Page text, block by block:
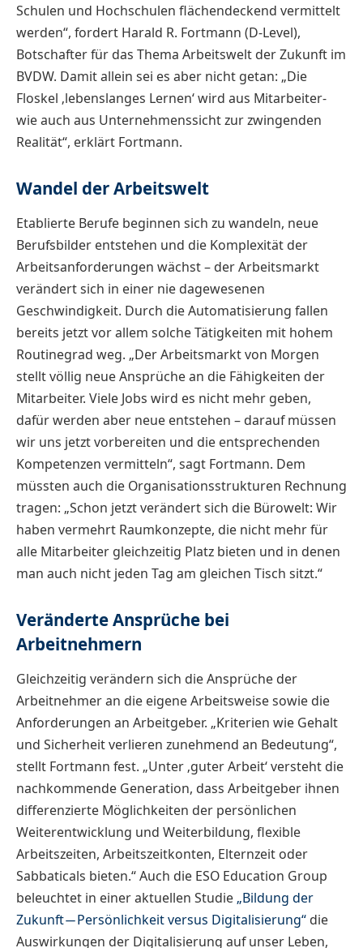
Schulen und Hochschulen flächendeckend vermittelt
werden“, fordert Harald R. Fortmann (D-Level),
Botschafter für das Thema Arbeitswelt der Zukunft im
BVDW. Damit allein sei es aber nicht getan: „Die
Floskel ‚lebenslanges Lernen‘ wird aus Mitarbeiter-
wie auch aus Unternehmenssicht zur zwingenden
Realität“, erklärt Fortmann.
Wandel der Arbeitswelt
Etablierte Berufe beginnen sich zu wandeln, neue
Berufsbilder entstehen und die Komplexität der
Arbeitsanforderungen wächst – der Arbeitsmarkt
verändert sich in einer nie dagewesenen
Geschwindigkeit. Durch die Automatisierung fallen
bereits jetzt vor allem solche Tätigkeiten mit hohem
Routinegrad weg. „Der Arbeitsmarkt von Morgen
stellt völlig neue Ansprüche an die Fähigkeiten der
Mitarbeiter. Viele Jobs wird es nicht mehr geben,
dafür werden aber neue entstehen – darauf müssen
wir uns jetzt vorbereiten und die entsprechenden
Kompetenzen vermitteln“, sagt Fortmann. Dem
müssten auch die Organisationsstrukturen Rechnung
tragen: „Schon jetzt verändert sich die Bürowelt: Wir
haben vermehrt Raumkonzepte, die nicht mehr für
alle Mitarbeiter gleichzeitig Platz bieten und in denen
man auch nicht jeden Tag am gleichen Tisch sitzt.“
Veränderte Ansprüche bei
Arbeitnehmern
Gleichzeitig verändern sich die Ansprüche der
Arbeitnehmer an die eigene Arbeitsweise sowie die
Anforderungen an Arbeitgeber. „Kriterien wie Gehalt
und Sicherheit verlieren zunehmend an Bedeutung“,
stellt Fortmann fest. „Unter ‚guter Arbeit‘ versteht die
nachkommende Generation, dass Arbeitgeber ihnen
differenzierte Möglichkeiten der persönlichen
Weiterentwicklung und Weiterbildung, flexible
Arbeitszeiten, Arbeitszeitkonten, Elternzeit oder
Sabbaticals bieten.“ Auch die ESO Education Group
beleuchtet in einer aktuellen Studie „Bildung der
Zukunft ̶ Persönlichkeit versus Digitalisierung“ die
Auswirkungen der Digitalisierung auf unser Leben,